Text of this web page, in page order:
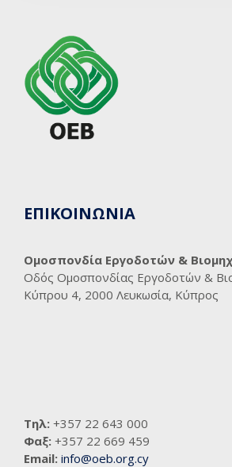
ΕΠΙΚΟΙΝΩΝΙΑ
Ομοσπονδία Εργοδοτών &
Οδός Ομοσπονδίας Εργοδοτών &
Κύπρου 4, 2000 Λευκωσία, Κύπρος
Τηλ: +357 22 643 000
Φαξ: +357 22 669 459
Email: info@oeb.org.cy